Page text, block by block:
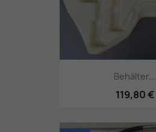
Behälter...
119,80 €